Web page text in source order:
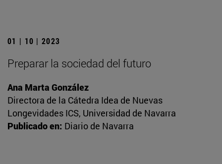
01 | 10 | 2023
Preparar la sociedad del futuro
Ana Marta González
Directora de la Cátedra Idea de Nuevas
Longevidades ICS, Universidad de Navarra
Publicado en: Diario de Navarra